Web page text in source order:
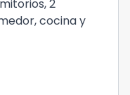
2
cocina y